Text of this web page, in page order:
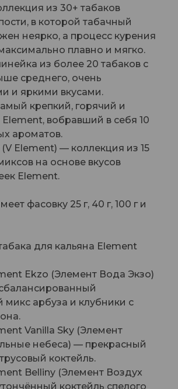
из 30+ табаков
в которой табачный
неярко, а процесс курения
плавно и мягко.
из более 20 табаков с
среднего, очень
и яркими вкусами.
крепкий, горячий и
вобравший в себя 10
ароматов.
Element) — коллекция из 15
на основе вкусов
Element.
фасовку 25 г, 40 г, 100 г и
для кальяна Element
Ekzo (Элемент Вода Экзо)
микс арбуза и клубники с
Vanilla Sky (Элемент
небеса) — прекрасный
коктейль.
Belliny (Элемент Воздух
коктейль спелого